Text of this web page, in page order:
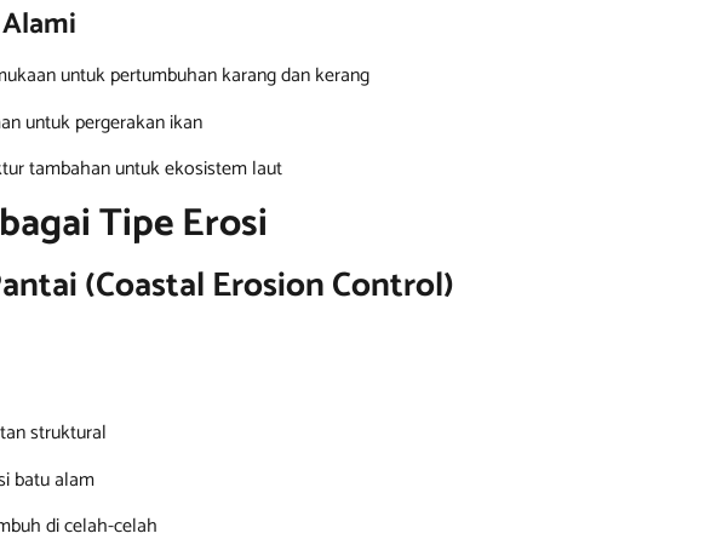
untuk pertumbuhan karang dan kerang
untuk pergerakan ikan
tambahan untuk ekosistem laut
Tipe Erosi
(Coastal Erosion Control)
struktural
batu alam
di celah-celah